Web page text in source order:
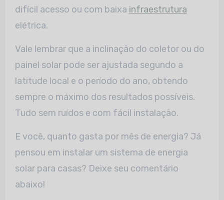
difícil acesso ou com baixa infraestrutura
elétrica.
Vale lembrar que a inclinação do coletor ou do
painel solar pode ser ajustada segundo a
latitude local e o período do ano, obtendo
sempre o máximo dos resultados possíveis.
Tudo sem ruídos e com fácil instalação.
E você, quanto gasta por mês de energia? Já
pensou em instalar um sistema de energia
solar para casas? Deixe seu comentário
abaixo!